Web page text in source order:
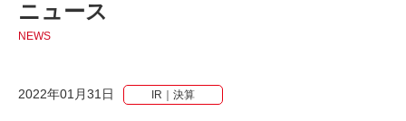
ニュース
NEWS
2022年01月31日 IR｜決算